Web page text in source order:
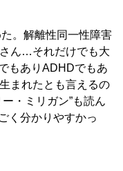
。解離性同一性障害
ん…それだけでも大
もありADHDでもあ
まれたとも言えるの
・ミリガン”も読ん
く分かりやすかっ